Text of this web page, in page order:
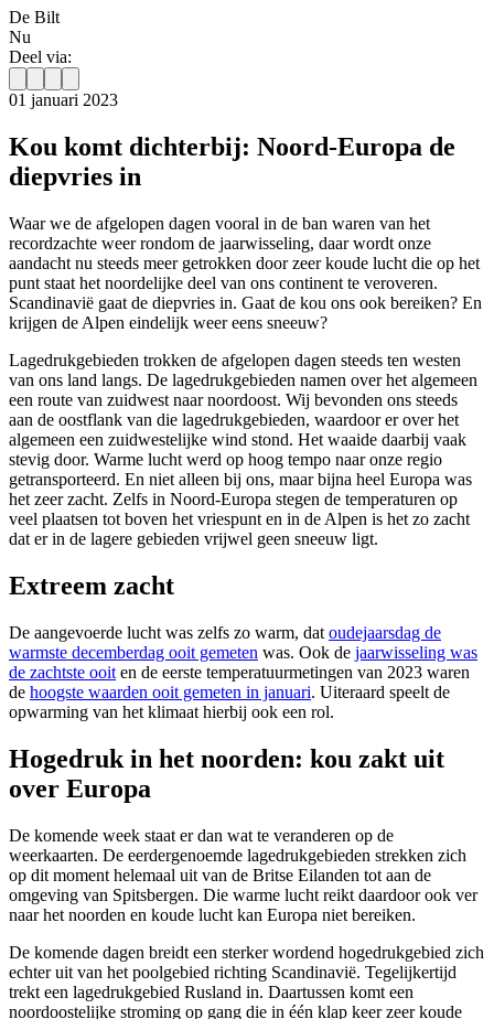
De Bilt
Nu
Deel via:
01 januari 2023
Kou komt dichterbij: Noord-Europa de
diepvries in
Waar we de afgelopen dagen vooral in de ban waren van het
recordzachte weer rondom de jaarwisseling, daar wordt onze
aandacht nu steeds meer getrokken door zeer koude lucht die op het
punt staat het noordelijke deel van ons continent te veroveren.
Scandinavië gaat de diepvries in. Gaat de kou ons ook bereiken? En
krijgen de Alpen eindelijk weer eens sneeuw?
Lagedrukgebieden trokken de afgelopen dagen steeds ten westen
van ons land langs. De lagedrukgebieden namen over het algemeen
een route van zuidwest naar noordoost. Wij bevonden ons steeds
aan de oostflank van die lagedrukgebieden, waardoor er over het
algemeen een zuidwestelijke wind stond. Het waaide daarbij vaak
stevig door. Warme lucht werd op hoog tempo naar onze regio
getransporteerd. En niet alleen bij ons, maar bijna heel Europa was
het zeer zacht. Zelfs in Noord-Europa stegen de temperaturen op
veel plaatsen tot boven het vriespunt en in de Alpen is het zo zacht
dat er in de lagere gebieden vrijwel geen sneeuw ligt.
Extreem zacht
De aangevoerde lucht was zelfs zo warm, dat oudejaarsdag de
warmste decemberdag ooit gemeten was. Ook de jaarwisseling was
de zachtste ooit en de eerste temperatuurmetingen van 2023 waren
de hoogste waarden ooit gemeten in januari. Uiteraard speelt de
opwarming van het klimaat hierbij ook een rol.
Hogedruk in het noorden: kou zakt uit
over Europa
De komende week staat er dan wat te veranderen op de
weerkaarten. De eerdergenoemde lagedrukgebieden strekken zich
op dit moment helemaal uit van de Britse Eilanden tot aan de
omgeving van Spitsbergen. Die warme lucht reikt daardoor ook ver
naar het noorden en koude lucht kan Europa niet bereiken.
De komende dagen breidt een sterker wordend hogedrukgebied zich
echter uit van het poolgebied richting Scandinavië. Tegelijkertijd
trekt een lagedrukgebied Rusland in. Daartussen komt een
noordoostelijke stroming op gang die in één klap keer zeer koude